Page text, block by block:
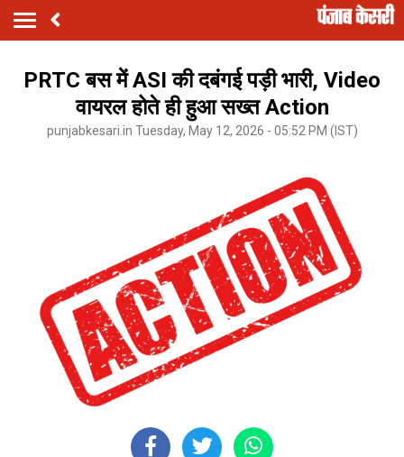
PRTC बस में ASI की दबंगई पड़ी भारी, Video
वायरल होते ही हुआ सख्त Action
punjabkesari.in Tuesday, May 12, 2026 - 05:52 PM (IST)